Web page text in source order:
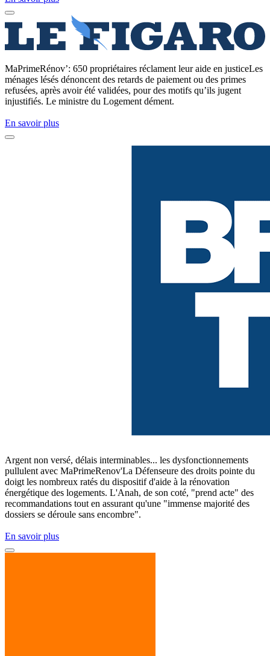
MaPrimeRénov’: 650 propriétaires réclament leur aide en justiceLes
ménages lésés dénoncent des retards de paiement ou des primes
refusées, après avoir été validées, pour des motifs qu’ils jugent
injustifiés. Le ministre du Logement dément.
En savoir plus
Argent non versé, délais interminables... les dysfonctionnements
pullulent avec MaPrimeRenov'La Défenseure des droits pointe du
doigt les nombreux ratés du dispositif d'aide à la rénovation
énergétique des logements. L'Anah, de son coté, "prend acte" des
recommandations tout en assurant qu'une "immense majorité des
dossiers se déroule sans encombre".
En savoir plus